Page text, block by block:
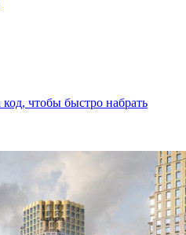
чтобы быстро набрать